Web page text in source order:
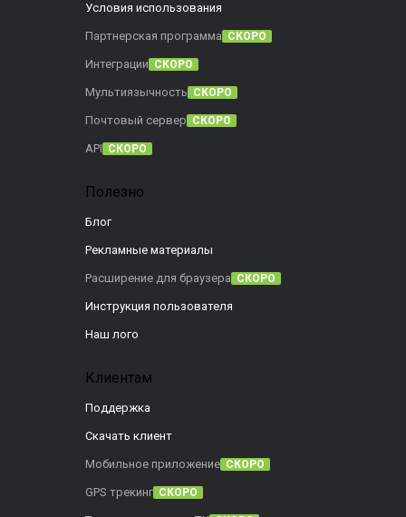
Условия использования
Партнерская программа СКОРО
Интеграции СКОРО
Мультиязычность СКОРО
Почтовый сервер СКОРО
API СКОРО
Полезно
Блог
Рекламные материалы
Расширение для браузера СКОРО
Инструкция пользователя
Наш лого
Клиентам
Поддержка
Скачать клиент
Мобильное приложение СКОРО
GPS трекинг СКОРО